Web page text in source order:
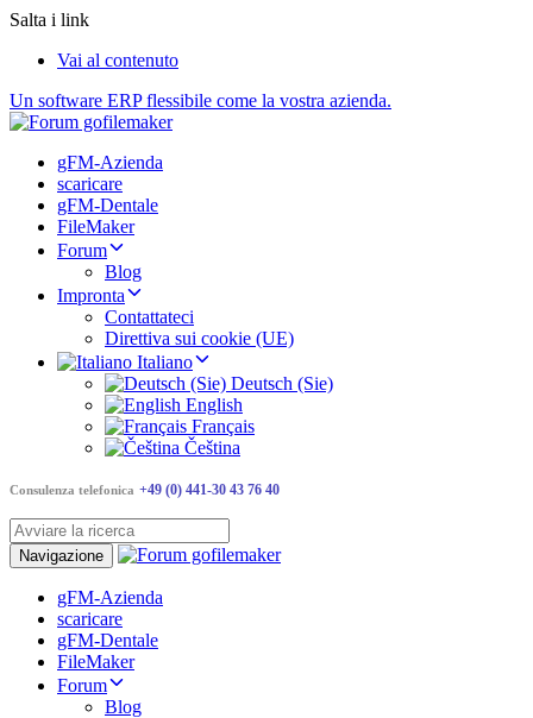
Salta i link
Vai al contenuto
Un software ERP flessibile come la vostra azienda.
gFM-Azienda
scaricare
gFM-Dentale
FileMaker
Forum
Blog
Impronta
Contattateci
Direttiva sui cookie (UE)
Italiano
Deutsch (Sie)
English
Français
Čeština
Consulenza telefonica +49 (0) 441-30 43 76 40
Navigazione
gFM-Azienda
scaricare
gFM-Dentale
FileMaker
Forum
Blog